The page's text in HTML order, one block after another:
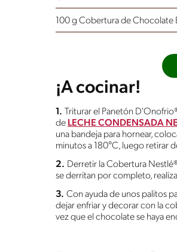
100 g Cobertura de Chocolate
¡A cocinar!
1. Triturar el Panetón
de LECHE CONDENSADA
una bandeja para hornear,
minutos a 180°C, luego retirar
2. Derretir la Cobertura
se derritan por completo,
3. Con ayuda de unos palitos
dejar enfriar y decorar con la
vez que el chocolate se haya